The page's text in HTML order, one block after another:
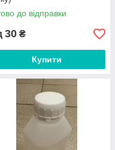
до відправки
30 ₴
Купити